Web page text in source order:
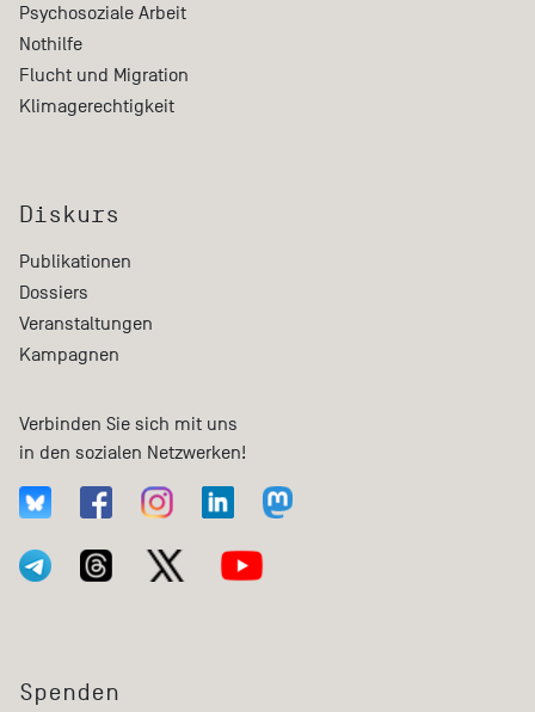
Psychosoziale Arbeit
Nothilfe
Flucht und Migration
Klimagerechtigkeit
Diskurs
Publikationen
Dossiers
Veranstaltungen
Kampagnen
Verbinden Sie sich mit uns
in den sozialen Netzwerken!
Spenden